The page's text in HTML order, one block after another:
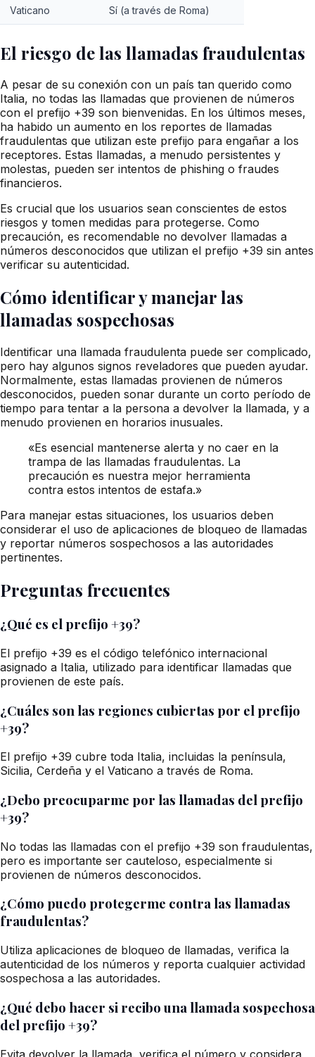
Vaticano Sí (a través de Roma)
El riesgo de las llamadas fraudulentas
A pesar de su conexión con un país tan querido como
Italia, no todas las llamadas que provienen de números
con el prefijo +39 son bienvenidas. En los últimos meses,
ha habido un aumento en los reportes de llamadas
fraudulentas que utilizan este prefijo para engañar a los
receptores. Estas llamadas, a menudo persistentes y
molestas, pueden ser intentos de phishing o fraudes
financieros.
Es crucial que los usuarios sean conscientes de estos
riesgos y tomen medidas para protegerse. Como
precaución, es recomendable no devolver llamadas a
números desconocidos que utilizan el prefijo +39 sin antes
verificar su autenticidad.
Cómo identificar y manejar las
llamadas sospechosas
Identificar una llamada fraudulenta puede ser complicado,
pero hay algunos signos reveladores que pueden ayudar.
Normalmente, estas llamadas provienen de números
desconocidos, pueden sonar durante un corto período de
tiempo para tentar a la persona a devolver la llamada, y a
menudo provienen en horarios inusuales.
«Es esencial mantenerse alerta y no caer en la
trampa de las llamadas fraudulentas. La
precaución es nuestra mejor herramienta
contra estos intentos de estafa.»
Para manejar estas situaciones, los usuarios deben
considerar el uso de aplicaciones de bloqueo de llamadas
y reportar números sospechosos a las autoridades
pertinentes.
Preguntas frecuentes
¿Qué es el prefijo +39?
El prefijo +39 es el código telefónico internacional
asignado a Italia, utilizado para identificar llamadas que
provienen de este país.
¿Cuáles son las regiones cubiertas por el prefijo
+39?
El prefijo +39 cubre toda Italia, incluidas la península,
Sicilia, Cerdeña y el Vaticano a través de Roma.
¿Debo preocuparme por las llamadas del prefijo
+39?
No todas las llamadas con el prefijo +39 son fraudulentas,
pero es importante ser cauteloso, especialmente si
provienen de números desconocidos.
¿Cómo puedo protegerme contra las llamadas
fraudulentas?
Utiliza aplicaciones de bloqueo de llamadas, verifica la
autenticidad de los números y reporta cualquier actividad
sospechosa a las autoridades.
¿Qué debo hacer si recibo una llamada sospechosa
del prefijo +39?
Evita devolver la llamada, verifica el número y considera